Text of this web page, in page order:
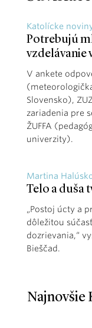
Katolícke
Potrebujú
vzdelávanie
V ankete
Slovensko),
zariadenia pre
ŽUFFA
univerzity).
Martina
Telo a duša
„Postoj úcty a
dôležitou
dozrievania,“
Bieščad.
Najnovšie